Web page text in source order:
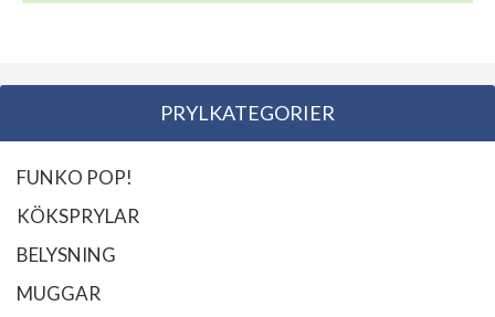
PRYLKATEGORIER
FUNKO POP!
KÖKSPRYLAR
BELYSNING
MUGGAR